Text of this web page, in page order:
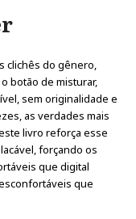
clichês do gênero,
botão de misturar,
sem originalidade e
as verdades mais
livro reforça esse
forçando os
que digital
que